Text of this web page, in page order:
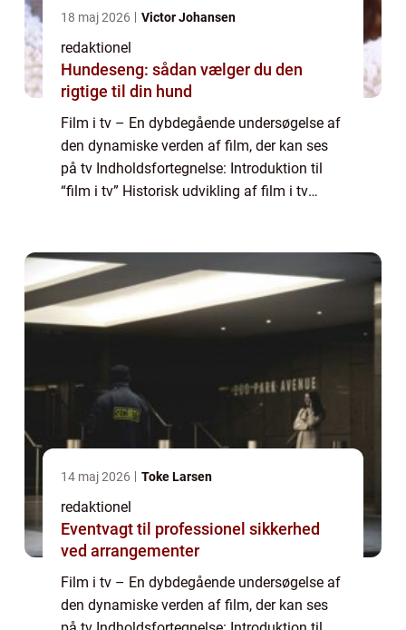
18 maj 2026 Victor Johansen
redaktionel
Hundeseng: sådan vælger du den
rigtige til din hund
Film i tv – En dybdegående undersøgelse af
den dynamiske verden af film, der kan ses
på tv Indholdsfortegnelse: Introduktion til
“film i tv” Historisk udvikling af film i tv
14 maj 2026 Toke Larsen
redaktionel
Eventvagt til professionel sikkerhed
ved arrangementer
Film i tv – En dybdegående undersøgelse af
den dynamiske verden af film, der kan ses